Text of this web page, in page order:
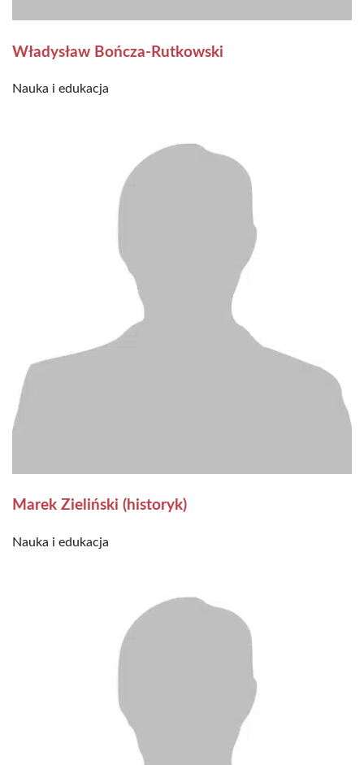
Władysław Bończa-Rutkowski
Nauka i edukacja
Marek Zieliński (historyk)
Nauka i edukacja